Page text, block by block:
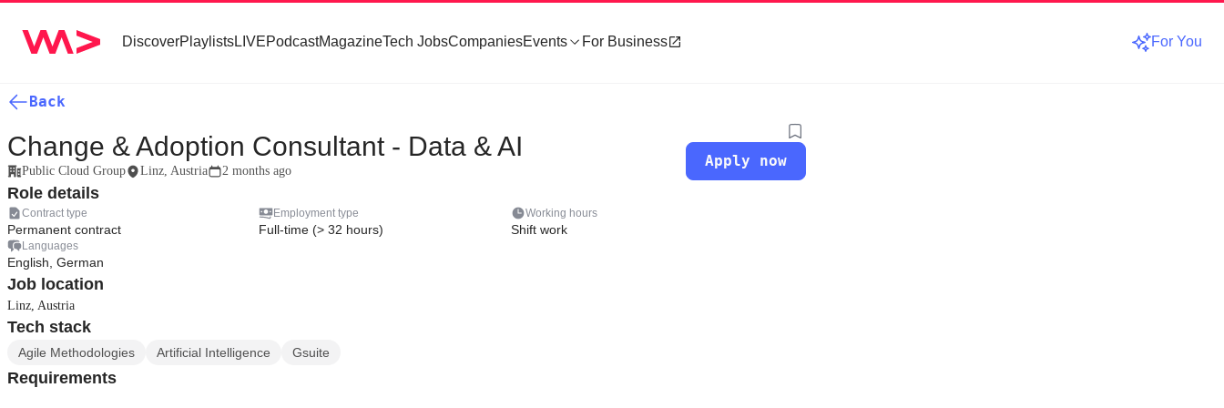
DiscoverPlaylistsLIVEPodcastMagazineTech JobsCompaniesEvents For Business For You
Back
Change & Adoption Consultant - Data & AI
Public Cloud Group Linz, Austria 2 months ago
Apply now
Role details
Contract type
Permanent contract
Employment type
Full-time (> 32 hours)
Working hours
Shift work
Languages
English, German
Job location
Linz, Austria
Tech stack
Agile Methodologies Artificial Intelligence Gsuite
Requirements